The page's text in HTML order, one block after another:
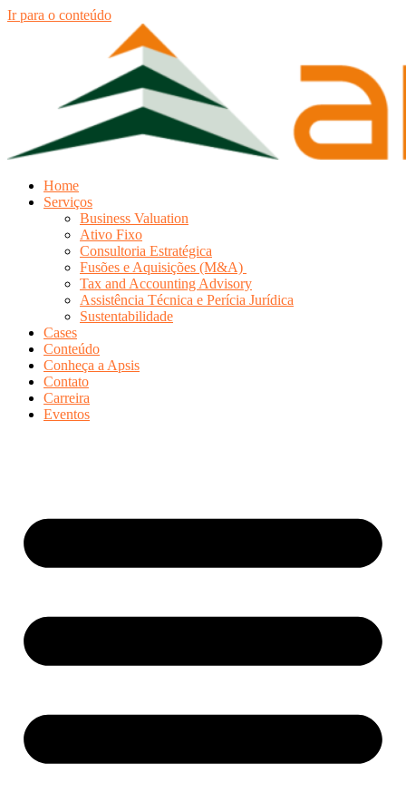
Ir para o conteúdo
Home
Serviços
Business Valuation
Ativo Fixo
Consultoria Estratégica
Fusões e Aquisições (M&A)
Tax and Accounting Advisory
Assistência Técnica e Perícia Jurídica
Sustentabilidade
Cases
Conteúdo
Conheça a Apsis
Contato
Carreira
Eventos